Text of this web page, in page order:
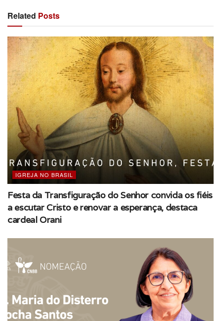
2º Dia
Related Posts
IGREJA NO BRASIL
Festa da Transfiguração do Senhor convida os fiéis
a escutar Cristo e renovar a esperança, destaca
cardeal Orani